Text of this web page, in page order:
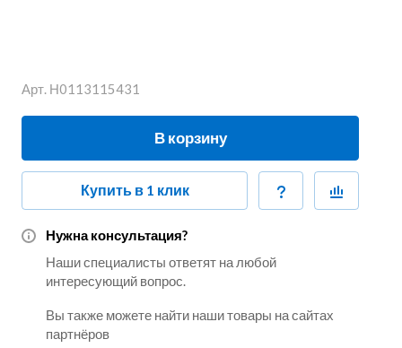
Арт. Н0113115431
В корзину
Купить в 1 клик
Нужна консультация?
Наши специалисты ответят на любой
интересующий вопрос.
Вы также можете найти наши товары на сайтах
партнёров